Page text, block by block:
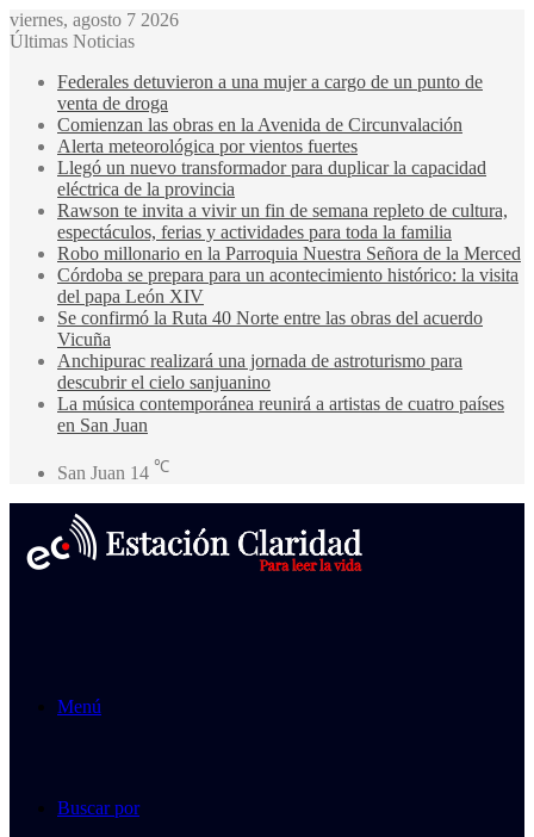
viernes, agosto 7 2026
Últimas Noticias
Federales detuvieron a una mujer a cargo de un punto de
venta de droga
Comienzan las obras en la Avenida de Circunvalación
Alerta meteorológica por vientos fuertes
Llegó un nuevo transformador para duplicar la capacidad
eléctrica de la provincia
Rawson te invita a vivir un fin de semana repleto de cultura,
espectáculos, ferias y actividades para toda la familia
Robo millonario en la Parroquia Nuestra Señora de la Merced
Córdoba se prepara para un acontecimiento histórico: la visita
del papa León XIV
Se confirmó la Ruta 40 Norte entre las obras del acuerdo
Vicuña
Anchipurac realizará una jornada de astroturismo para
descubrir el cielo sanjuanino
La música contemporánea reunirá a artistas de cuatro países
en San Juan
San Juan 14 ℃
Menú
Buscar por